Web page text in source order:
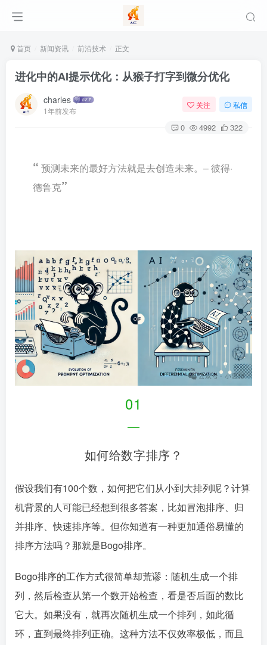
首页 新闻资讯 前沿技术 正文
进化中的AI提示优化：从猴子打字到微分优化
charles
1年前发布
关注 私信
0 4992 322
“ 预测未来的最好方法就是去创造未来。– 彼得·
德鲁克”
01
—
如何给数字排序？
假设我们有100个数，如何把它们从小到大排列呢？计算
机背景的人可能已经想到很多答案，比如冒泡排序、归
并排序、快速排序等。但你知道有一种更加通俗易懂的
排序方法吗？那就是Bogo排序。
Bogo排序的工作方式很简单却荒谬：随机生成一个排
列，然后检查从第一个数开始检查，看是否后面的数比
它大。如果没有，就再次随机生成一个排列，如此循
环，直到最终排列正确。这种方法不仅效率极低，而且